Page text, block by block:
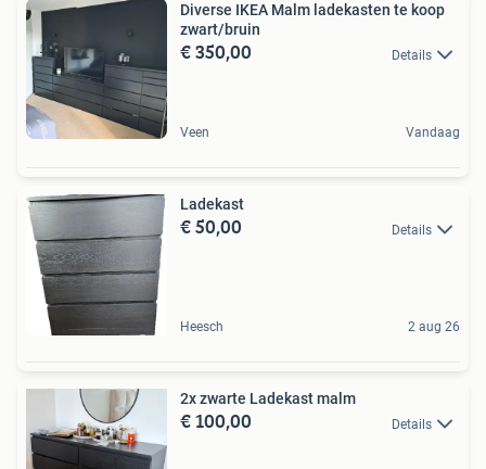
Diverse IKEA Malm ladekasten te koop
zwart/bruin
€ 350,00 Details
Veen Vandaag
Ladekast
€ 50,00 Details
Heesch 2 aug 26
2x zwarte Ladekast malm
€ 100,00 Details